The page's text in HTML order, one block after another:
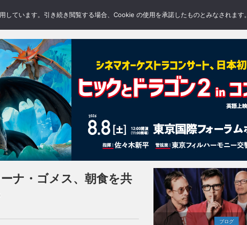
FEATURE
ナ・ゴメス、朝食を共
ブログ
ています。引き続き閲覧する場合、Cookie の使用を承諾したものとみなされます。